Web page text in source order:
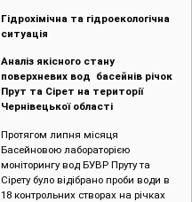
Гідрохімічна та гідроекологічна
ситуація
Аналіз якісного стану
поверхневих вод басейнів річок
Прут та Сірет на території
Чернівецької області
Протягом липня місяця
Басейновою лабораторією
моніторингу вод БУВР Пруту та
Сірету було відібрано проби води в
18 контрольних створах на річках